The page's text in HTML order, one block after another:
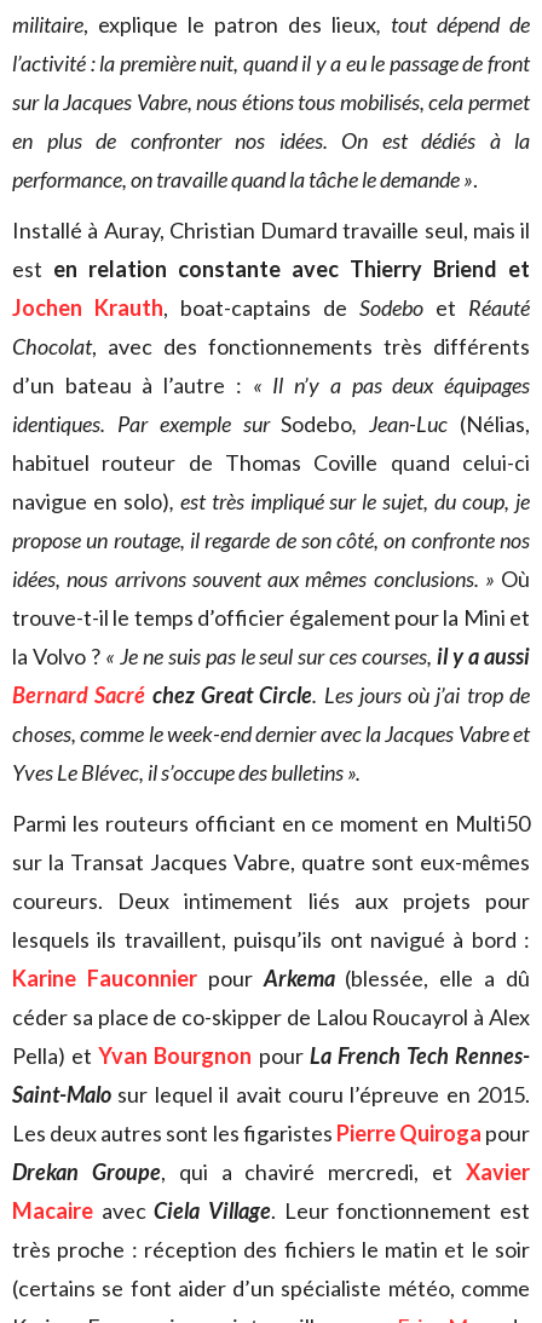
militaire, explique le patron des lieux, tout dépend de
l’activité : la première nuit, quand il y a eu le passage de front
sur la Jacques Vabre, nous étions tous mobilisés, cela permet
en plus de confronter nos idées. On est dédiés à la
performance, on travaille quand la tâche le demande ».
Installé à Auray, Christian Dumard travaille seul, mais il
est en relation constante avec Thierry Briend et
Jochen Krauth, boat-captains de Sodebo et Réauté
Chocolat, avec des fonctionnements très différents
d’un bateau à l’autre : « Il n’y a pas deux équipages
identiques. Par exemple surSodebo, Jean-Luc (Nélias,
habituel routeur de Thomas Coville quand celui-ci
navigue en solo), est très impliqué sur le sujet, du coup, je
propose un routage, il regarde de son côté, on confronte nos
idées, nous arrivons souvent aux mêmes conclusions. » Où
trouve-t-il le temps d’officier également pour la Mini et
la Volvo ? « Je ne suis pas le seul sur ces courses,il y a aussi
Bernard Sacré chez Great Circle. Les jours où j’ai trop de
choses, comme le week-end dernier avec la Jacques Vabre et
Yves Le Blévec, il s’occupe des bulletins ».
Parmi les routeurs officiant en ce moment en Multi50
sur la Transat Jacques Vabre, quatre sont eux-mêmes
coureurs. Deux intimement liés aux projets pour
lesquels ils travaillent, puisqu’ils ont navigué à bord :
Karine Fauconnierpour Arkema(blessée, elle a dû
céder sa place de co-skipper de Lalou Roucayrol à Alex
Pella) etYvan Bourgnon pour La French Tech Rennes-
Saint-Malo sur lequel il avait couru l’épreuve en 2015.
Les deux autres sont les figaristes Pierre Quiroga pour
Drekan Groupe, qui a chaviré mercredi, etXavier
Macaire avecCiela Village. Leur fonctionnement est
très proche : réception des fichiers le matin et le soir
(certains se font aider d’un spécialiste météo, comme